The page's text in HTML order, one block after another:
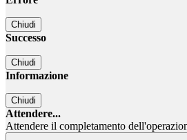
Chiudi
Successo
Chiudi
Informazione
Chiudi
Attendere...
Attendere il completamento